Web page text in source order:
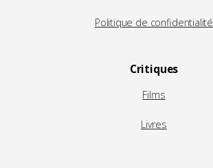
Politique de confidentialité
Critiques
Films
Livres